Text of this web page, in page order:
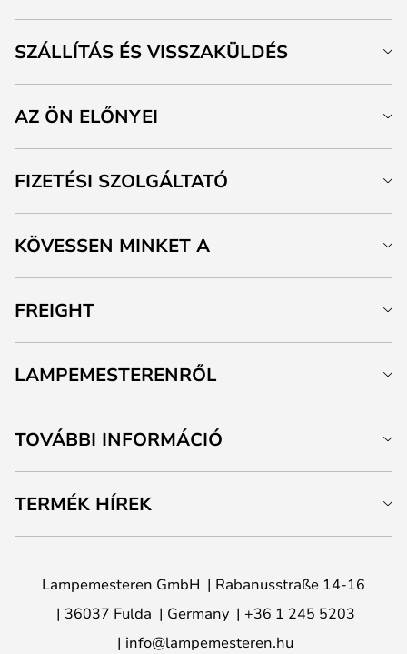
SZÁLLÍTÁS ÉS VISSZAKÜLDÉS
AZ ÖN ELŐNYEI
FIZETÉSI SZOLGÁLTATÓ
KÖVESSEN MINKET A
FREIGHT
LAMPEMESTERENRŐL
TOVÁBBI INFORMÁCIÓ
TERMÉK HÍREK
Lampemesteren GmbH
Rabanusstraße 14-16
36037 Fulda
Germany
+36 1 245 5203
info@lampemesteren.hu